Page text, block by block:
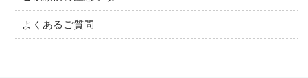
よくあるご質問